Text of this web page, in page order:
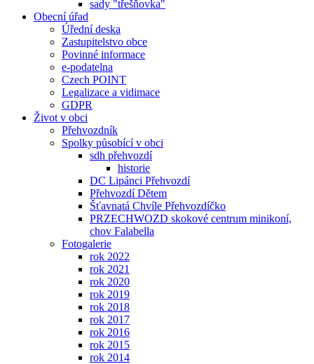
sady "třešňovka"
Obecní úřad
Úřední deska
Zastupitelstvo obce
Povinné informace
e-podatelna
Czech POINT
Legalizace a vidimace
GDPR
Život v obci
Přehvozdník
Spolky působící v obci
sdh přehvozdí
historie
DC Lipánci Přehvozdí
Přehvozdí Dětem
Šťavnatá Chvíle Přehvozdíčko
PRZECHWOZD skokové centrum minikoní,
chov Falabella
Fotogalerie
rok 2022
rok 2021
rok 2020
rok 2019
rok 2018
rok 2017
rok 2016
rok 2015
rok 2014